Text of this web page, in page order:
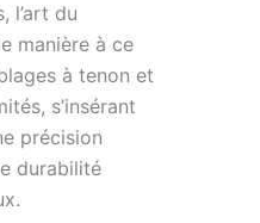
l’art du
manière à ce
à tenon et
s’insérant
précision
durabilité